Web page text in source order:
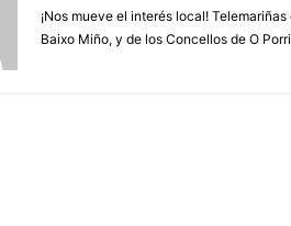
¡Nos mueve el interés local!
Baixo Miño, y de los Concellos de O